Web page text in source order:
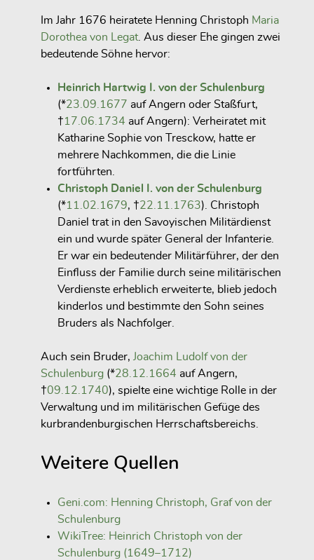
Im Jahr 1676 heiratete Henning Christoph Maria
Dorothea von Legat. Aus dieser Ehe gingen zwei
bedeutende Söhne hervor:
Heinrich Hartwig I. von der Schulenburg
(*23.09.1677 auf Angern oder Staßfurt,
†17.06.1734 auf Angern): Verheiratet mit
Katharine Sophie von Tresckow, hatte er
mehrere Nachkommen, die die Linie
fortführten.
Christoph Daniel I. von der Schulenburg
(*11.02.1679, †22.11.1763). Christoph
Daniel trat in den Savoyischen Militärdienst
ein und wurde später General der Infanterie.
Er war ein bedeutender Militärführer, der den
Einfluss der Familie durch seine militärischen
Verdienste erheblich erweiterte, blieb jedoch
kinderlos und bestimmte den Sohn seines
Bruders als Nachfolger.
Auch sein Bruder, Joachim Ludolf von der
Schulenburg (*28.12.1664 auf Angern,
†09.12.1740), spielte eine wichtige Rolle in der
Verwaltung und im militärischen Gefüge des
kurbrandenburgischen Herrschaftsbereichs.
Weitere Quellen
Geni.com: Henning Christoph, Graf von der
Schulenburg
WikiTree: Heinrich Christoph von der
Schulenburg (1649–1712)